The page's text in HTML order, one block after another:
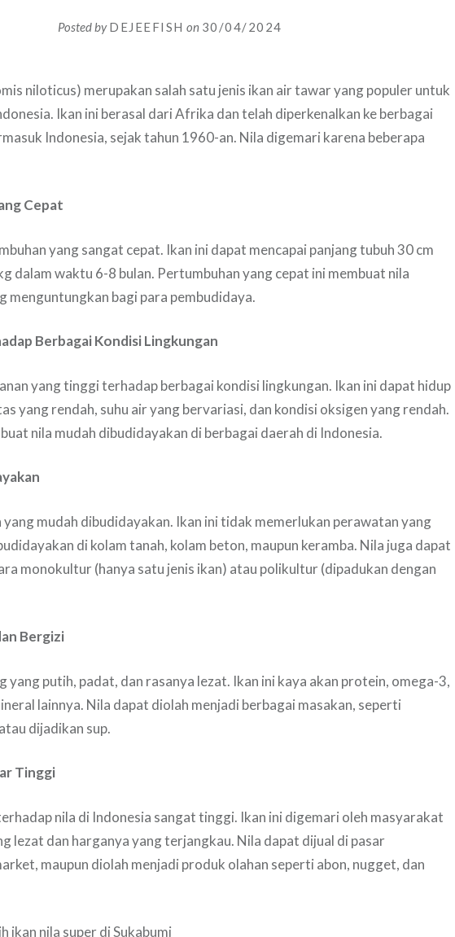
Posted byDEJEEFISH on 30/04/2024
niloticus) merupakan salah satu jenis ikan air tawar yang populer untuk
Ikan ini berasal dari Afrika dan telah diperkenalkan ke berbagai
Indonesia, sejak tahun 1960-an. Nila digemari karena beberapa
Cepat
yang sangat cepat. Ikan ini dapat mencapai panjang tubuh 30 cm
dalam waktu 6-8 bulan. Pertumbuhan yang cepat ini membuat nila
menguntungkan bagi para pembudidaya.
Berbagai Kondisi Lingkungan
yang tinggi terhadap berbagai kondisi lingkungan. Ikan ini dapat hidup
yang rendah, suhu air yang bervariasi, dan kondisi oksigen yang rendah.
nila mudah dibudidayakan di berbagai daerah di Indonesia.
mudah dibudidayakan. Ikan ini tidak memerlukan perawatan yang
di kolam tanah, kolam beton, maupun keramba. Nila juga dapat
monokultur (hanya satu jenis ikan) atau polikultur (dipadukan dengan
Bergizi
yang putih, padat, dan rasanya lezat. Ikan ini kaya akan protein, omega-3,
lainnya. Nila dapat diolah menjadi berbagai masakan, seperti
dijadikan sup.
Tinggi
nila di Indonesia sangat tinggi. Ikan ini digemari oleh masyarakat
lezat dan harganya yang terjangkau. Nila dapat dijual di pasar
maupun diolah menjadi produk olahan seperti abon, nugget, dan
ikan nila super di Sukabumi